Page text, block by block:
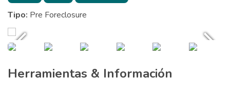
Tipo: Pre Foreclosure
Herramientas & Información